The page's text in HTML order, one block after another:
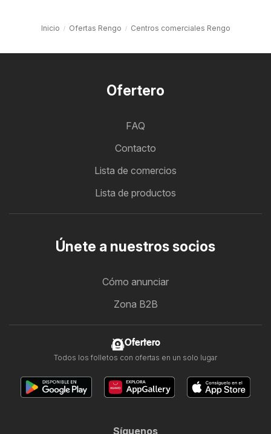
Inicio Ofertas Rengo Centros comerciales Rengo
Ofertero
FAQ
Contacto
Lista de comercios
Lista de productos
Únete a nuestros socios
Cómo anunciar
Zona B2B
Ofertero
Todos los folletos con ofertas en un solo lugar
Síguenos